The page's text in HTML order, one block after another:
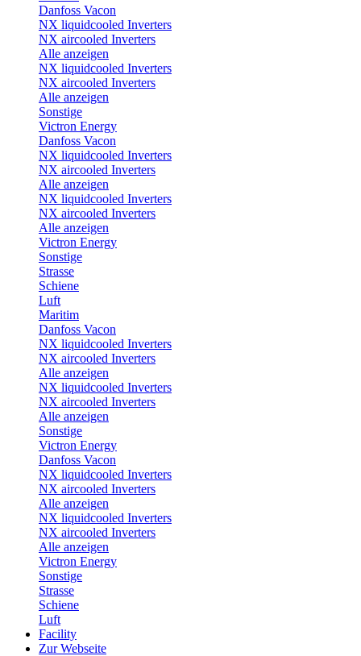
Danfoss Vacon
NX liquidcooled Inverters
NX aircooled Inverters
Alle anzeigen
NX liquidcooled Inverters
NX aircooled Inverters
Alle anzeigen
Sonstige
Victron Energy
Danfoss Vacon
NX liquidcooled Inverters
NX aircooled Inverters
Alle anzeigen
NX liquidcooled Inverters
NX aircooled Inverters
Alle anzeigen
Victron Energy
Sonstige
Strasse
Schiene
Luft
Maritim
Danfoss Vacon
NX liquidcooled Inverters
NX aircooled Inverters
Alle anzeigen
NX liquidcooled Inverters
NX aircooled Inverters
Alle anzeigen
Sonstige
Victron Energy
Danfoss Vacon
NX liquidcooled Inverters
NX aircooled Inverters
Alle anzeigen
NX liquidcooled Inverters
NX aircooled Inverters
Alle anzeigen
Victron Energy
Sonstige
Strasse
Schiene
Luft
Facility
Zur Webseite